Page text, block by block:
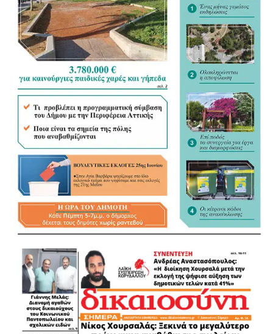
Για τις γάτες που παρέμεναν στην περιοχή, τα πληρώματα
άφησαν μεγάλες ποσότητες τροφής, συγκεντρώνοντάς τες
σε ασφαλές σημείο της παραλίας, το οποίο υποδείχθηκε
από τον Δήμο και τις πυροσβεστικές δυνάμεις.
Πολύτιμη υπήρξε κατά τη διάρκεια της επιχείρησης και η
συνδρομή του αντιδημάρχου Μάνδρας – Ειδυλλίας,
Δημήτρη Παγώνη, ο οποίος ενημέρωνε τους διασώστες
για ζώα που βρίσκονταν σε κίνδυνο ή είχαν άμεση ανάγκη
βοήθειας.